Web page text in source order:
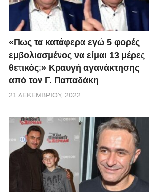
«Πως τα κατάφερα εγώ 5 φορές
εμβoλιασμένος να είμαι 13 μέρες
θετικός;» Κραυγή αγανάκτησης
από τον Γ. Παπαδάκη
21 ΔΕΚΕΜΒΡΊΟΥ, 2022